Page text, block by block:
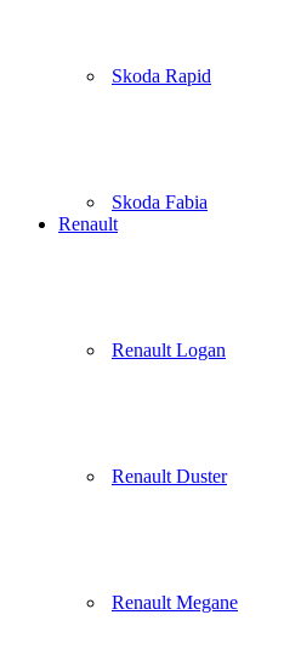
Skoda Rapid
Skoda Fabia
Renault
Renault Logan
Renault Duster
Renault Megane